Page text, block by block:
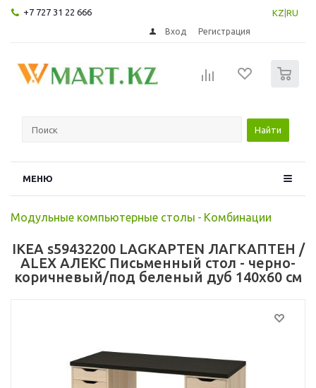
+7 727 31 22 666 KZ RU
Вход Регистрация
Найти
МЕНЮ
Модульные компьютерные столы - Комбинации
IKEA s59432200 LAGKAPTEN ЛАГКАПТЕН /
ALEX АЛЕКС Письменный стол - черно-
коричневый/под беленый дуб 140x60 см